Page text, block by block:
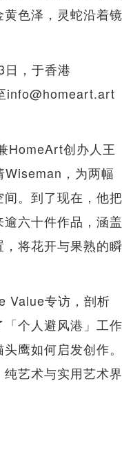
色泽，灵蛇沿着镜
，于香港
info@homeart.art
HomeArt创办人王
，为两幅
。到了现在，他把
六十件作品，涵盖
将花开与果熟的瞬
Value专访，剖析
个人避风港」工作
鹰如何启发创作。
艺术与实用艺术界